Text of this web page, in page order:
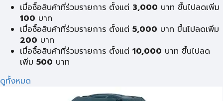
เมื่อซื้อสินค้าที่ร่วมรายการ ตั้งแต่ 3,000 บาท ขึ้นไปลดเพิ่ม
100 บาท
เมื่อซื้อสินค้าที่ร่วมรายการ ตั้งแต่ 5,000 บาท ขึ้นไปลดเพิ่ม
200 บาท
เมื่อซื้อสินค้าที่ร่วมรายการ ตั้งแต่ 10,000 บาท ขึ้นไปลด
เพิ่ม 500 บาท
ดูทั้งหมด